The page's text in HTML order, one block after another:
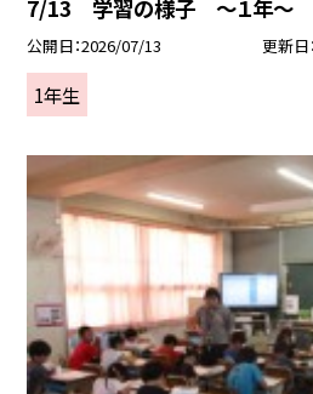
7/13 学習の様子 ～１年～
公開日 2026/07/13 更新日
1年生